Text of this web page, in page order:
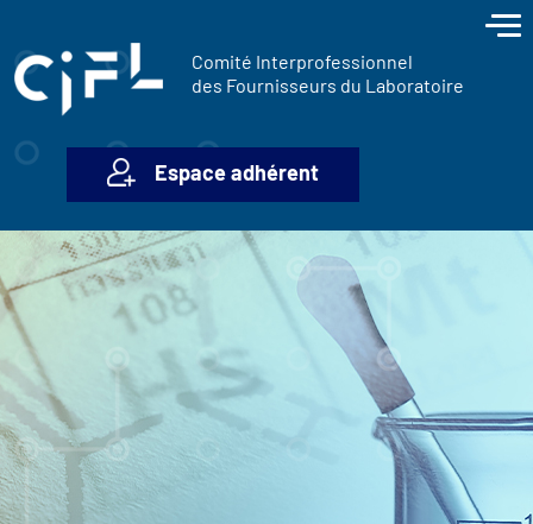
Comité Interprofessionnel
des Fournisseurs du Laboratoire
Espace adhérent